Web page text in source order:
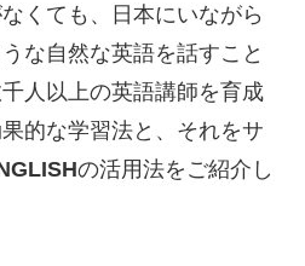
くても、日本にいながら
な自然な英語を話すこと
人以上の英語講師を育成
的な学習法と、それをサ
の活用法をご紹介し